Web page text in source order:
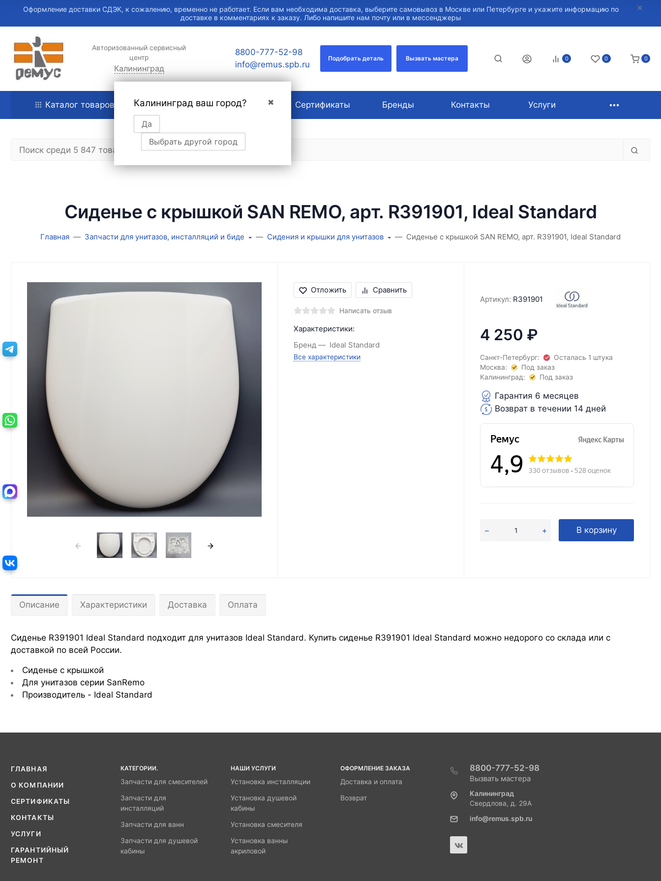
Оформление доставки СДЭК, к сожалению, временно не работает. Если вам необходима доставка, выберите самовывоз в Москве или Петербурге и укажите информацию по
доставке в комментариях к заказу. Либо напишите нам почту или в мессенджеры
Авторизованный сервисный
центр
Калининград
✖
Калининград ваш город?
Да
Выбрать другой город
8800-777-52-98
info@remus.spb.ru
Подобрать деталь Вызвать мастера 0 0 0
Каталог товаров Главная О компании Сертификаты Бренды Контакты Услуги
Сиденье с крышкой SAN REMO, арт. R391901, Ideal Standard
Главная Запчасти для унитазов, инсталляций и биде Сидения и крышки для унитазов Сиденье с крышкой SAN REMO, арт. R391901, Ideal Standard
Отложить Сравнить
Написать отзыв
Характеристики:
Бренд
Ideal Standard
Все характеристики
Артикул: R391901
4 250 ₽
Санкт-Петербург:
Осталась 1 штука
Москва:
Под заказ
Калининград:
Под заказ
Гарантия 6 месяцев
Возврат в течении 14 дней
В корзину
Описание Характеристики Доставка Оплата
Сиденье R391901 Ideal Standard подходит для унитазов Ideal Standard. Купить сиденье R391901 Ideal Standard можно недорого со склада или с
доставкой по всей России.
Сиденье с крышкой
Для унитазов серии SanRemo
Производитель - Ideal Standard
ГЛАВНАЯ
О КОМПАНИИ
СЕРТИФИКАТЫ
КОНТАКТЫ
УСЛУГИ
ГАРАНТИЙНЫЙ
РЕМОНТ
КАТЕГОРИИ.
Запчасти для смесителей
Запчасти для
инсталляций
Запчасти для ванн
Запчасти для душевой
кабины
НАШИ УСЛУГИ
Установка инсталляции
Установка душевой
кабины
Установка смесителя
Установка ванны
акриловой
ОФОРМЛЕНИЕ ЗАКАЗА
Доставка и оплата
Возврат
8800-777-52-98
Вызвать мастера
Калининград
Свердлова, д. 29А
info@remus.spb.ru